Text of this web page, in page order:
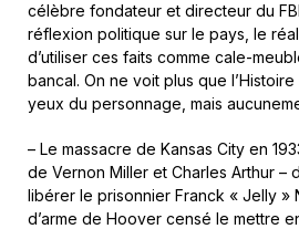
célèbre fondateur et directeur du
réflexion politique sur le pays, le
d’utiliser ces faits comme cale-
bancal. On ne voit plus que
yeux du personnage, mais
– Le massacre de Kansas City en
de Vernon Miller et Charles Arthur –
libérer le prisonnier Franck « Jelly »
d’arme de Hoover censé le mettre